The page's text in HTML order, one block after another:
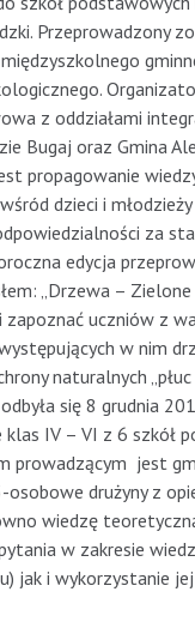
Przeprowadzony
z oddziałami
Bugaj oraz Gmina
propagowanie
dzieci i
za
edycja
„Drzewa – Zielone
zapoznać uczniów z
w nim
naturalnych
się 8 grudnia
klas IV – VI z 6 szkół
prowadzącym jest
osobowe drużyny z
wiedzę
w zakresie
jak i wykorzystanie